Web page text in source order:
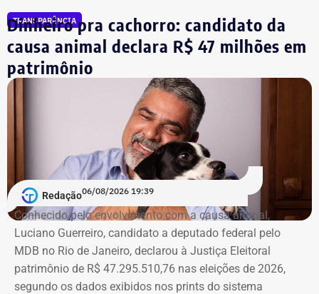
TRANSPARÊNCIA
Dinheiro pra cachorro: candidato da
causa animal declara R$ 47 milhões em
patrimônio
Redação06/08/2026 19:39
Conhecido pelo envolvimento com a causa animal,
Luciano Guerreiro, candidato a deputado federal pelo
MDB no Rio de Janeiro, declarou à Justiça Eleitoral
patrimônio de R$ 47.295.510,76 nas eleições de 2026,
segundo os dados exibidos nos prints do sistema